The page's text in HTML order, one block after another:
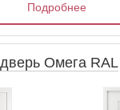
Подробнее
Омега RAL